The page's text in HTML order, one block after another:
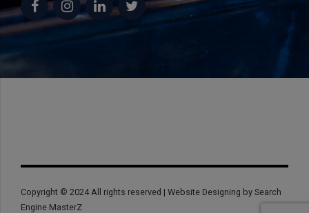
Copyright © 2024 All rights reserved | Website Designing by Search
Engine MasterZ